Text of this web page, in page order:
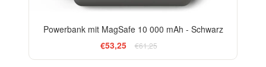
Powerbank mit MagSafe 10 000 mAh - Schwarz
€53,25
€61,25